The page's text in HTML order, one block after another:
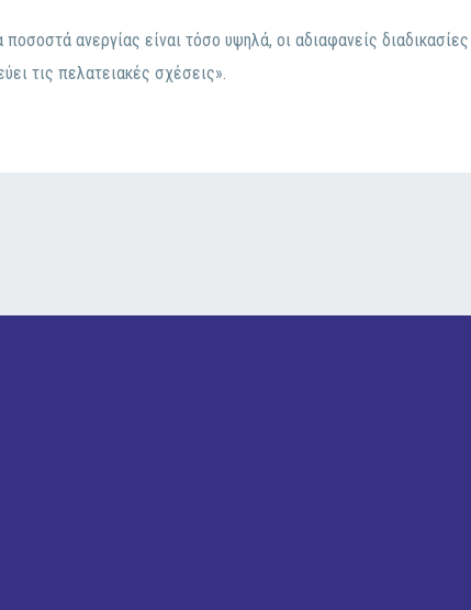
ποσοστά ανεργίας είναι τόσο υψηλά, οι αδιαφανείς
τις πελατειακές σχέσεις».